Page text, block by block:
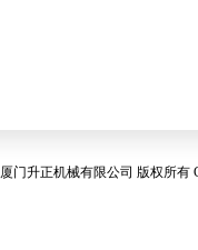
厦门升正机械有限公司 版权所有